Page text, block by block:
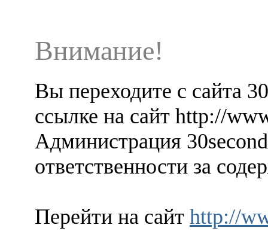
Внимание!
Вы переходите с сайта
ссылке на сайт http://
Администрация
ответственности за
Перейти на сайт http://